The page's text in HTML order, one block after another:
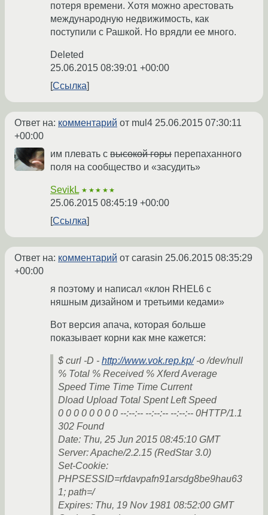
потеря времени. Хотя можно арестовать
международную недвижимость, как
поступили с Рашкой. Но врядли ее много.
Deleted
25.06.2015 08:39:01 +00:00
Ссылка
Ответ на: комментарий от mul4 25.06.2015 07:30:11
+00:00
им плевать с высокой горы перепаханного
поля на сообщество и «засудить»
SevikL ★★★★★
25.06.2015 08:45:19 +00:00
Ссылка
Ответ на: комментарий от carasin 25.06.2015 08:35:29
+00:00
я поэтому и написал «клон RHEL6 с
няшным дизайном и третьими кедами»
Вот версия апача, которая больше
показывает корни как мне кажется:
$ curl -D - http://www.vok.rep.kp/-o /dev/null
% Total % Received % Xferd Average
Speed Time Time Time Current
Dload Upload Total Spent Left Speed
0 0 0 0 0 0 0 0 --:--:-- --:--:-- --:--:-- 0HTTP/1.1
302 Found
Date: Thu, 25 Jun 2015 08:45:10 GMT
Server: Apache/2.2.15 (RedStar 3.0)
Set-Cookie:
PHPSESSID=rfdavpafn91arsdg8be9hau63
1; path=/
Expires: Thu, 19 Nov 1981 08:52:00 GMT